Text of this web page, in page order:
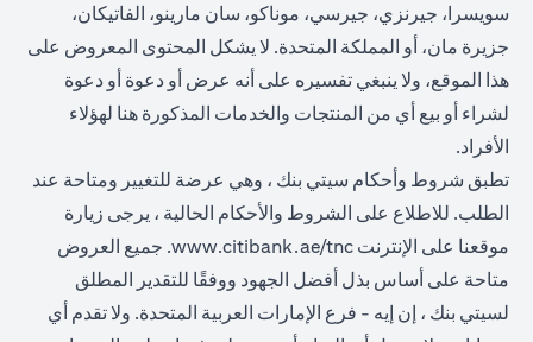
سويسرا، جيرنزي، جيرسي، موناكو، سان مارينو، الفاتيكان،
جزيرة مان، أو المملكة المتحدة. لا يشكل المحتوى المعروض على
هذا الموقع، ولا ينبغي تفسيره على أنه عرض أو دعوة أو دعوة
لشراء أو بيع أي من المنتجات والخدمات المذكورة هنا لهؤلاء
الأفراد.
تطبق شروط وأحكام سيتي بنك ، وهي عرضة للتغيير ومتاحة عند
الطلب. للاطلاع على الشروط والأحكام الحالية ، يرجى زيارة
موقعنا على الإنترنت www.citibank.ae/tnc
opens in a new tab
. جميع العروض
متاحة على أساس بذل أفضل الجهود ووفقًا للتقدير المطلق
لسيتي بنك ، إن إيه - فرع الإمارات العربية المتحدة. ولا تقدم أي